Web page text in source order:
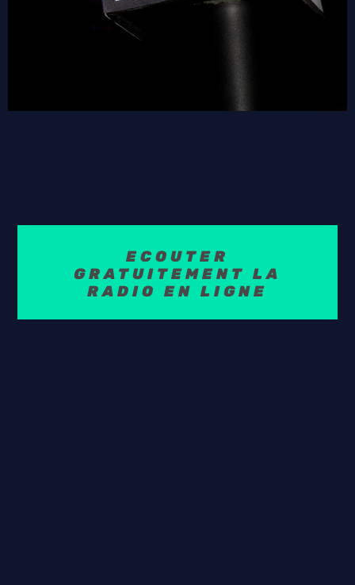
ECOUTER
GRATUITEMENT LA
RADIO EN LIGNE